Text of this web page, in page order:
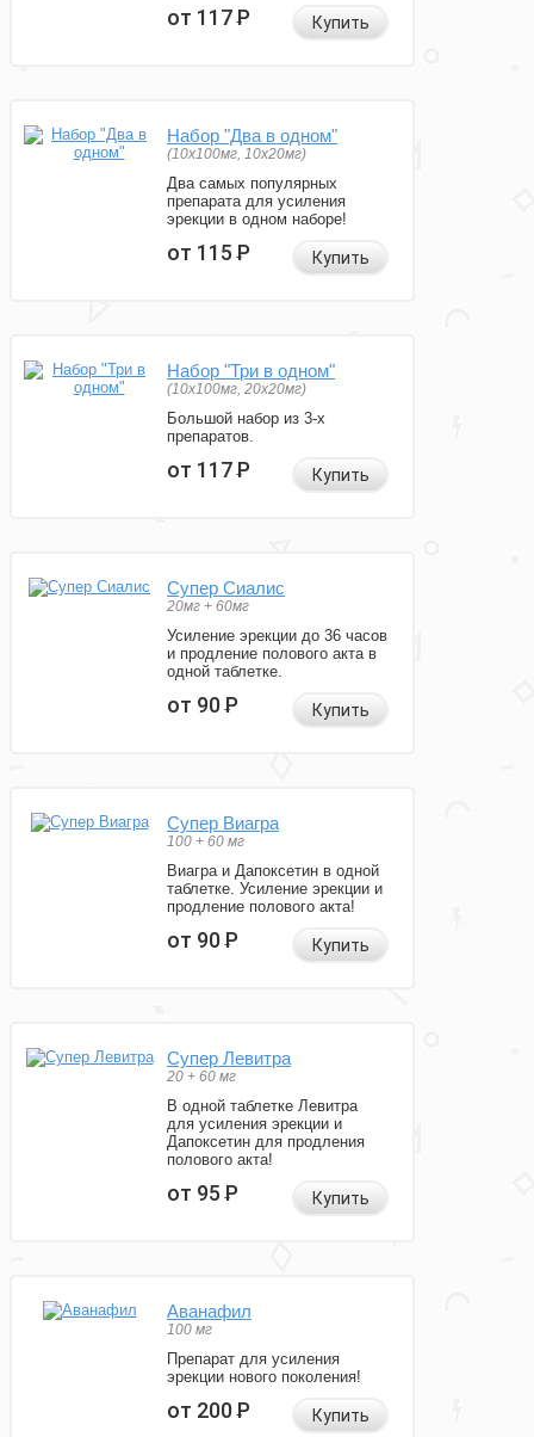
от 117Р Купить
Набор "Два в одном"
(10x100мг, 10x20мг)
Два самых популярных
препарата для усиления
эрекции в одном наборе!
от 115Р Купить
Набор "Три в одном"
(10x100мг, 20x20мг)
Большой набор из 3-х
препаратов.
от 117Р Купить
Супер Сиалис
20мг + 60мг
Усиление эрекции до 36 часов
и продление полового акта в
одной таблетке.
от 90Р Купить
Супер Виагра
100 + 60 мг
Виагра и Дапоксетин в одной
таблетке. Усиление эрекции и
продление полового акта!
от 90Р Купить
Супер Левитра
20 + 60 мг
В одной таблетке Левитра
для усиления эрекции и
Дапоксетин для продления
полового акта!
от 95Р Купить
Аванафил
100 мг
Препарат для усиления
эрекции нового поколения!
от 200Р Купить